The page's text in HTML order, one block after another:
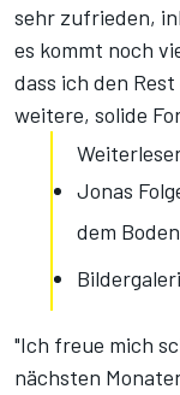
sehr zufrieden,
es kommt noch
dass ich den
weitere, solide
Jonas
dem
"Ich freue mich
nächsten